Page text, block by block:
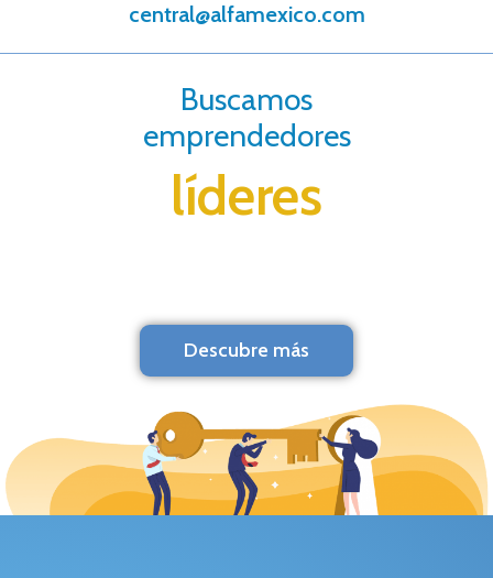
central@alfamexico.com
Buscamos
emprendedores
líderes
Descubre más